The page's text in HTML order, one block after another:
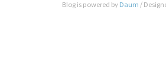
Blog is powered by Daum /